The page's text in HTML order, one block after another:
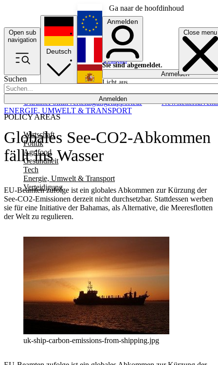
Ga naar de hoofdinhoud
Open sub
navigation
Close menu
Suchen
Anmelden
POLICY AREAS
Wirtschaft
Politik
Agrifood
Gesundheit
Tech
Energie, Umwelt & Transport
Verteidigung
UkrainePolitikVerteidigungRapporteur NewslettersEvents
Deutsch
English
Français
Anmelden
Sie sind abgemeldet.
Anmelden
Licht aus
Globales See-CO2-Abkommen
fällt ins Wasser
EU-Beamten zufolge ist ein globales Abkommen zur Kürzung der
See-CO2-Emissionen derzeit nicht durchsetzbar. Stattdessen werben
sie für eine Initiative der Bahamas, als Alternative, die Meeresflotten
der Welt zu regulieren.
ENERGIE, UMWELT & TRANSPORT
uk-ship-carbon-emissions-from-shipping.jpg